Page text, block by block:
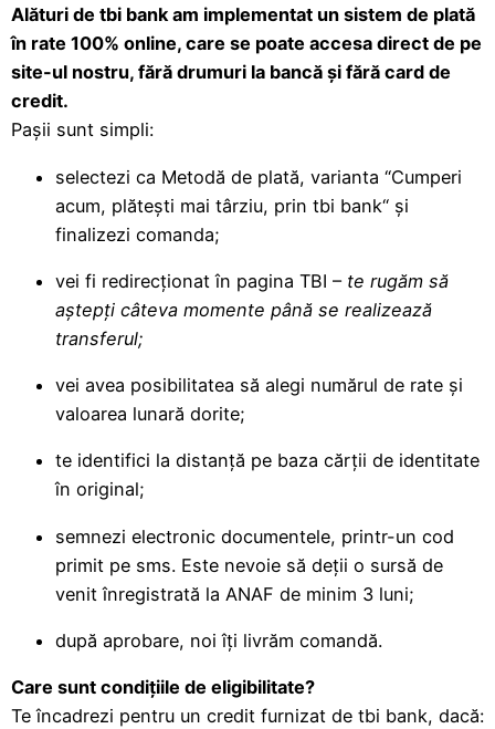
Alături de tbi bank am implementat un sistem de plată
în rate 100% online, care se poate accesa direct de pe
site-ul nostru, fără drumuri la bancă și fără card de
credit.
Pașii sunt simpli:
selectezi ca Metodă de plată, varianta “Cumperi
acum, plătești mai târziu, prin tbi bank“ și
finalizezi comanda;
vei fi redirecționat în pagina TBI – te rugăm să
aștepți câteva momente până se realizează
transferul;
vei avea posibilitatea să alegi numărul de rate și
valoarea lunară dorite;
te identifici la distanță pe baza cărții de identitate
în original;
semnezi electronic documentele, printr-un cod
primit pe sms. Este nevoie să deții o sursă de
venit înregistrată la ANAF de minim 3 luni;
după aprobare, noi îți livrăm comandă.
Care sunt condițiile de eligibilitate?
Te încadrezi pentru un credit furnizat de tbi bank, dacă: